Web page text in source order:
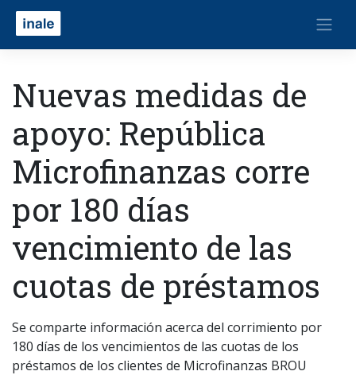
Nuevas medidas de
apoyo: República
Microfinanzas corre
por 180 días
vencimiento de las
cuotas de préstamos
Se comparte información acerca del corrimiento por
180 días de los vencimientos de las cuotas de los
préstamos de los clientes de Microfinanzas BROU